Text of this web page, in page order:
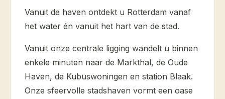
Vanuit de haven ontdekt u Rotterdam vanaf
het water én vanuit het hart van de stad.
Vanuit onze centrale ligging wandelt u binnen
enkele minuten naar de Markthal, de Oude
Haven, de Kubuswoningen en station Blaak.
Onze sfeervolle stadshaven vormt een oase